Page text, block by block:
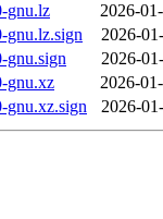
gnu.lz
2026-
gnu.lz.sign
2026-
gnu.sign
2026-
gnu.xz
2026-
gnu.xz.sign
2026-